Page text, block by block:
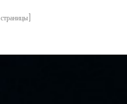
страницы]